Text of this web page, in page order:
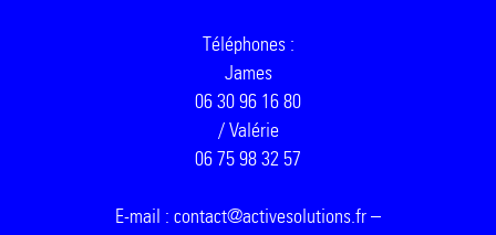
Téléphones :
James
06 30 96 16 80
/ Valérie
06 75 98 32 57
E-mail : contact@activesolutions.fr –